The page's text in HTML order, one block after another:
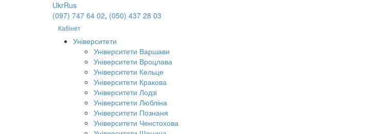
UkrRus
(097) 747 64 02, (050) 437 28 03
Кабінет
Університети
Університети Варшави
Університети Вроцлава
Університети Кельце
Університети Кракова
Університети Лодзі
Університети Любліна
Університети Познаня
Університети Ченстохова